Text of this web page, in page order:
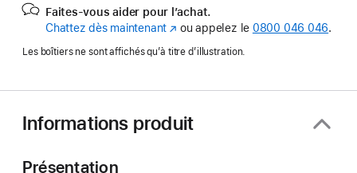
Faites-vous aider pour l’achat.
Chattez dès maintenant (s’ouvre
une
fenêtre)
ou appelez le 0800 046 046.
Les boîtiers ne sont affichés qu’à titre d’illustration.
Informations produit
Présentation